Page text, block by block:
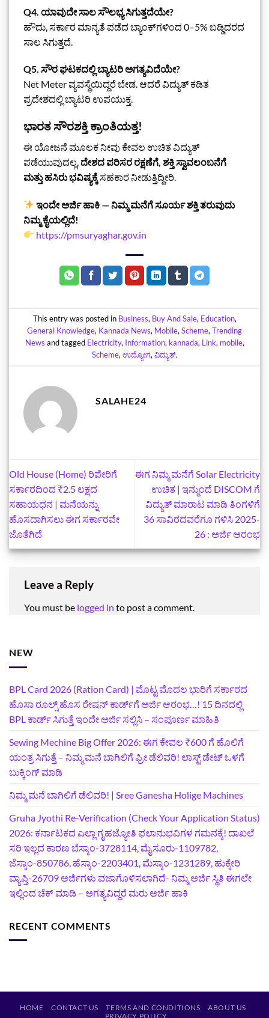
Q4. ಯಾವುದೇ ಸಾಲ ಸೌಲಭ್ಯ ಸಿಗುತ್ತದೆಯೇ?
ಹೌದು, ಸರ್ಕಾರ ಮಾನ್ಯತೆ ಪಡೆದ ಬ್ಯಾಂಕ್‌ಗಳಿಂದ 0–5% ಬಡ್ಡಿದರದ
ಸಾಲ ಸಿಗುತ್ತದೆ.
Q5. ಸೌರ ಘಟಕದಲ್ಲಿ ಬ್ಯಾಟರಿ ಅಗತ್ಯವಿದೆಯೇ?
Net Meter ವ್ಯವಸ್ಥೆಯಿದ್ದರೆ ಬೇಡ. ಆದರೆ ವಿದ್ಯುತ್ ಕಡಿತ
ಪ್ರದೇಶದಲ್ಲಿ ಬ್ಯಾಟರಿ ಉಪಯುಕ್ತ.
ಭಾರತ ಸೌರಶಕ್ತಿ ಕ್ರಾಂತಿಯತ್ತ!
ಈ ಯೋಜನೆ ಮೂಲಕ ನೀವು ಕೇವಲ ಉಚಿತ ವಿದ್ಯುತ್
ಪಡೆಯುವುದಲ್ಲ, ದೇಶದ ಪರಿಸರ ರಕ್ಷಣೆಗೆ, ಶಕ್ತಿ ಸ್ವಾವಲಂಬನೆಗೆ
ಮತ್ತು ಹಸಿರು ಭವಿಷ್ಯಕ್ಕೆ ಸಹಕಾರ ನೀಡುತ್ತಿದ್ದೀರಿ.
ಇಂದೇ ಅರ್ಜಿ ಹಾಕಿ — ನಿಮ್ಮ ಮನೆಗೆ ಸೂರ್ಯ ಶಕ್ತಿ ತರುವುದು
ನಿಮ್ಮ ಕೈಯಲ್ಲಿದೆ!
https://pmsuryaghar.gov.in
This entry was posted in Business, Buy And Sale, Education,
General Knowledge, Kannada News, Mobile, Scheme, Trending
News and tagged Electricity, Information, kannada, Link, mobile,
Scheme, ಉದ್ಯೋಗ, ವಿದ್ಯುತ್.
SALAHE24
Old House (Home) ರಿಪೇರಿಗೆ
ಸರ್ಕಾರದಿಂದ ₹2.5 ಲಕ್ಷದ
ಸಹಾಯಧನ | ಮನೆಯನ್ನು
ಹೊಸದಾಗಿಸಲು ಈಗ ಸರ್ಕಾರವೇ
ಜೊತೆಗಿದೆ
ಈಗ ನಿಮ್ಮ ಮನೆಗೆ Solar Electricity
ಉಚಿತ | ಇನ್ಮುಂದೆ DISCOM ಗೆ
ವಿದ್ಯುತ್‌ ಮಾರಾಟ ಮಾಡಿ ತಿಂಗಳಿಗೆ
36 ಸಾವಿರದವರೆಗೂ ಗಳಿಸಿ 2025-
26 : ಅರ್ಜಿ ಆರಂಭ
Leave a Reply
You must be logged in to post a comment.
NEW
BPL Card 2026 (Ration Card) | ಮೊಟ್ಟ ಮೊದಲ ಭಾರಿಗೆ ಸರ್ಕಾರದ
ಹೊಸಾ ರೂಲ್ಸ್ ಹೊಸ ರೇಷನ್ ಕಾರ್ಡ್‌ಗೆ ಅರ್ಜಿ ಆರಂಭ…! 15 ದಿನದಲ್ಲಿ
BPL ಕಾರ್ಡ್ ಸಿಗುತ್ತೆ ಇಂದೇ ಅರ್ಜಿ ಸಲ್ಲಿಸಿ – ಸಂಪೂರ್ಣ ಮಾಹಿತಿ
Sewing Mechine Big Offer 2026: ಈಗ ಕೇವಲ ₹600 ಗೆ ಹೊಲಿಗೆ
ಯಂತ್ರ ಸಿಗುತ್ತೆ – ನಿಮ್ಮ ಮನೆ ಬಾಗಿಲಿಗೆ‍ ಫ್ರೀ ಡೆಲಿವರಿ! ಲಾಸ್ಟ್‌ ಡೇಟ್‌ ಒಳಗೆ
ಬುಕ್ಕಿಂಗ್‌ ಮಾಡಿ
ನಿಮ್ಮ ಮನೆ ಬಾಗಿಲಿಗೆ ಡೆಲಿವರಿ! | Sree Ganesha Holige Machines
Gruha Jyothi Re-Verification (Check Your Application Status)
2026: ಕರ್ನಾಟಕದ ಎಲ್ಲಾ ಗೃಹಜ್ಯೋತಿ ಫಲಾನುಭವಿಗಳ ಗಮನಕ್ಕೆ! ದಾಖಲೆ
ಸರಿ ಇಲ್ಲದ ಕಾರಣ ಬೆಸ್ಕಾಂ-3728114, ಮೈಸೂರು-1109782,
ಜೆಸ್ಕಾಂ-850786, ಹೆಸ್ಕಾಂ-2203401, ಮೆಸ್ಕಾಂ-1231289, ಹುಕ್ಕೇರಿ
ವ್ಯಾಪ್ತಿ-26709 ಅರ್ಜಿಗಳು ವಜಾಗೊಳಿಸಲಾಗಿದೆ- ನಿಮ್ಮ ಅರ್ಜಿ ಸ್ಥಿತಿ ಈಗಲೇ
ಇಲ್ಲಿಂದ ಚೆಕ್ ಮಾಡಿ – ಅಗತ್ಯವಿದ್ದರೆ ಮರು ಅರ್ಜಿ ಹಾಕಿ
RECENT COMMENTS
HOME CONTACT US TERMS AND CONDITIONS
ABOUT US
PRIVACY POLICY